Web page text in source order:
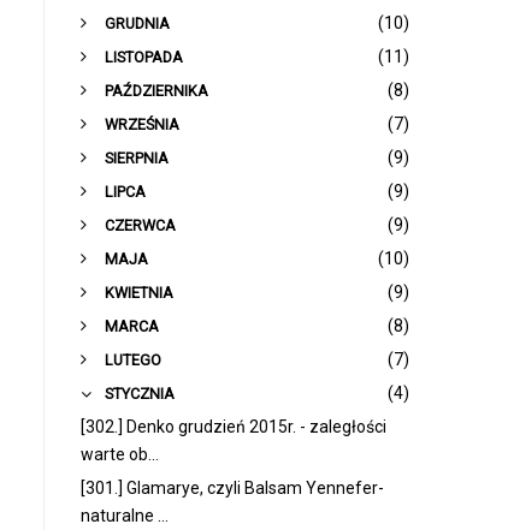
►
GRUDNIA
(10)
►
LISTOPADA
(11)
►
PAŹDZIERNIKA
(8)
►
WRZEŚNIA
(7)
►
SIERPNIA
(9)
►
LIPCA
(9)
►
CZERWCA
(9)
►
MAJA
(10)
►
KWIETNIA
(9)
►
MARCA
(8)
►
LUTEGO
(7)
▼
STYCZNIA
(4)
[302.] Denko grudzień 2015r. - zaległości
warte ob...
[301.] Glamarye, czyli Balsam Yennefer-
naturalne ...